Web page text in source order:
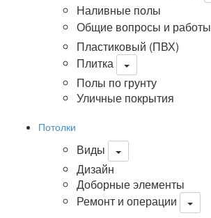
Наливные полы
Общие вопросы и работы
Пластиковый (ПВХ)
Плитка
Полы по грунту
Уличные покрытия
Потолки
Виды
Дизайн
Доборные элементы
Ремонт и операции